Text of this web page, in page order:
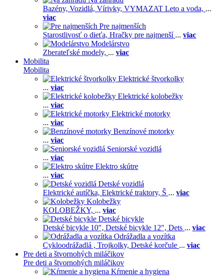
Bazény, Vozidlá, Vírivky, VYMAZAT Leto a voda, ...
viac
Pre najmenších
Starostlivosť o dieťa, Hračky pre najmenší ... viac
Modelárstvo
Zberateľské modely, ... viac
Mobilita
Mobilita
Elektrické štvorkolky
... viac
Elektrické kolobežky
... viac
Elektrické motorky
... viac
Benzínové motorky
... viac
Seniorské vozidlá
... viac
Elektro skútre
... viac
Detské vozidlá
Elektrické autíčka, Elektrické traktory, Š ... viac
Kolobežky
KOLOBEŽKY, ... viac
Detské bicykle
Detské bicykle 10", Detské bicykle 12", Dets ... viac
Odrážadla a vozítka
Cykloodrážadlá , Trojkolky, Detské korčule ... viac
Pre deti a štvornohých miláčikov
Pre deti a štvornohých miláčikov
Kŕmenie a hygiena